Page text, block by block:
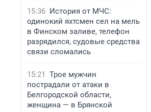
15:36 История от МЧС:
одинокий яхтсмен сел на мель
в Финском заливе, телефон
разрядился, судовые средства
связи сломались
15:21 Трое мужчин
пострадали от атаки в
Белгородской области,
женщина — в Брянской